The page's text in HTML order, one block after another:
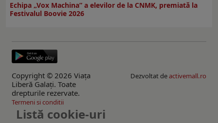
Echipa „Vox Machina” a elevilor de la CNMK, premiată la
Festivalul Boovie 2026
Copyright © 2026 Viaţa
Liberă Galaţi. Toate
drepturile rezervate.
Dezvoltat deactivemall.ro
Termeni si conditii
Listă cookie-uri